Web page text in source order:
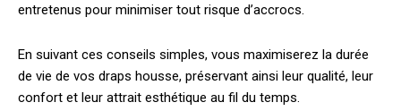
entretenus pour minimiser tout risque d’accrocs.
En suivant ces conseils simples, vous maximiserez la durée
de vie de vos draps housse, préservant ainsi leur qualité, leur
confort et leur attrait esthétique au fil du temps.